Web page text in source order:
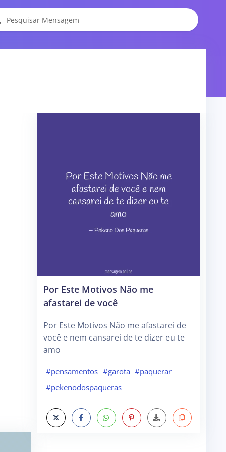
Por Este Motivos Não me
afastarei de você
Por Este Motivos Não me afastarei de
você e nem cansarei de te dizer eu te
amo
#pensamentos #garota #paquerar
#pekenodospaqueras